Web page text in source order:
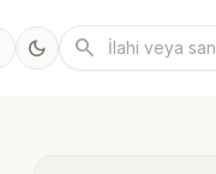
dark_mode search